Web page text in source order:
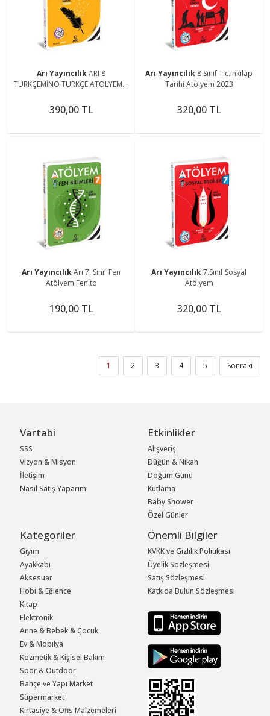
Arı YayıncılıkARI 8
TÜRKÇEMİNO TÜRKÇE ATÖLYEM +
390,00 TL
Arı Yayıncılık 8 Sınıf T.c.inkılap
Tarihi Atölyem 2023
320,00 TL
Arı YayıncılıkArı 7. Sınıf Fen
Atölyem Fenito
190,00 TL
Arı Yayıncılık7.Sınıf Sosyal
Atölyem
320,00 TL
1 2 3 4 5 Sonraki
Vartabi
SSS
Vizyon & Misyon
İletişim
Nasıl Satış Yaparım
Etkinlikler
Alışveriş
Düğün & Nikah
Doğum Günü
Kutlama
Baby Shower
Özel Günler
Kategoriler
Giyim
Ayakkabı
Aksesuar
Hobi & Eğlence
Kitap
Elektronik
Anne & Bebek & Çocuk
Ev & Mobilya
Kozmetik & Kişisel Bakım
Spor & Outdoor
Bahçe ve Yapı Market
Süpermarket
Kırtasiye & Ofis Malzemeleri
Önemli Bilgiler
KVKK ve Gizlilik Politikası
Üyelik Sözleşmesi
Satış Sözleşmesi
Katkıda Bulun Sözleşmesi